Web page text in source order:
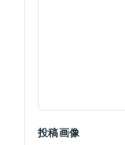
投稿画像